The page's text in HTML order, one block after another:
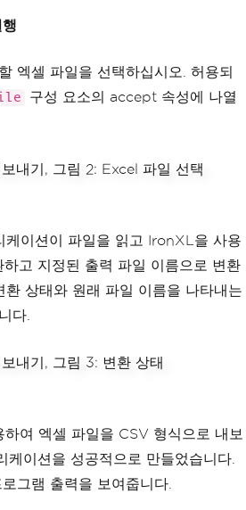
엑셀 파일을 선택하십시오. 허용되
구성 요소의 accept 속성에 나열
케이션이 파일을 읽고 IronXL을 사용
고 지정된 출력 파일 이름으로 변환
환 상태와 원래 파일 이름을 나타내는
다.
여 엑셀 파일을 CSV 형식으로 내보
이션을 성공적으로 만들었습니다.
그램 출력을 보여줍니다.